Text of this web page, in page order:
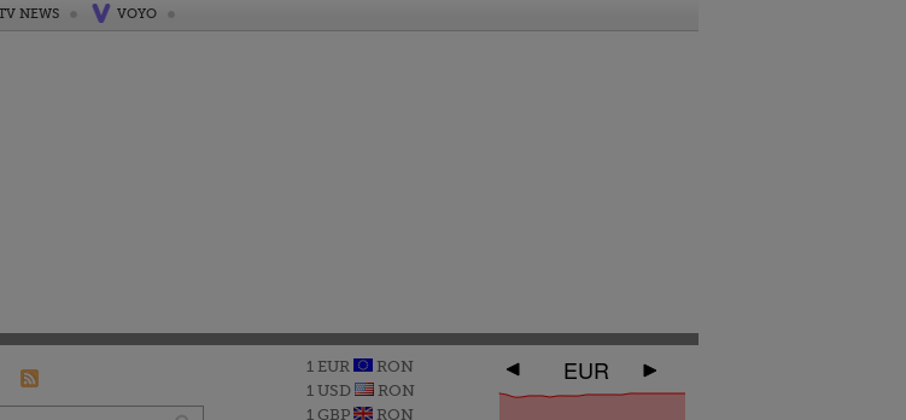
NEWS VOYO
1 EUR
RON
1 USD
RON
1 GBP
RON
EUR